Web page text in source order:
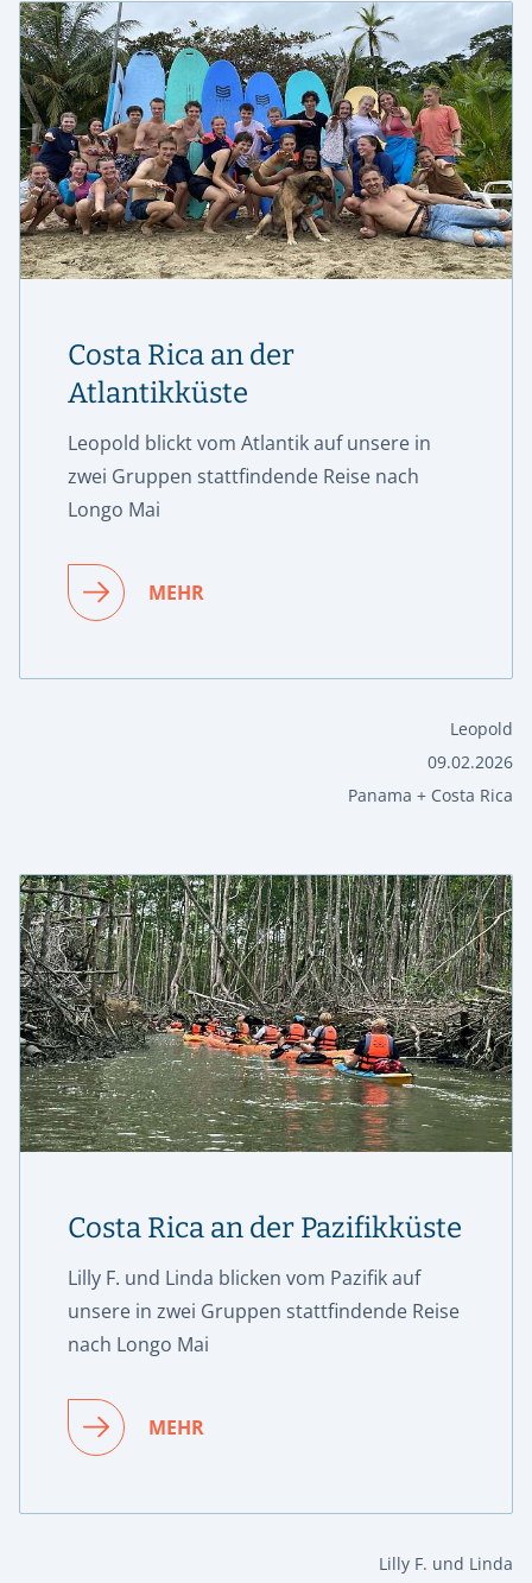
Costa Rica an der
Atlantikküste
Leopold blickt vom Atlantik auf unsere in
zwei Gruppen stattfindende Reise nach
Longo Mai
MEHR
Leopold
09.02.2026
Panama + Costa Rica
Costa Rica an der Pazifikküste
Lilly F. und Linda blicken vom Pazifik auf
unsere in zwei Gruppen stattfindende Reise
nach Longo Mai
MEHR
Lilly F. und Linda